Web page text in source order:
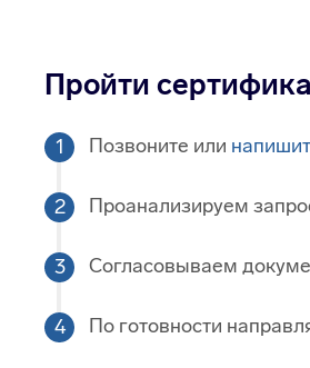
Пройти
Позвоните или
Проанализируем
Согласовываем
По готовности